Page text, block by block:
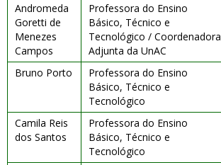
Andromeda
Goretti de
Menezes
Campos
Professora do Ensino
Básico, Técnico e
Tecnológico / Coordenadora
Adjunta da UnAC
Bruno Porto
Professora do Ensino
Básico, Técnico e
Tecnológico
Camila Reis
dos Santos
Professora do Ensino
Básico, Técnico e
Tecnológico